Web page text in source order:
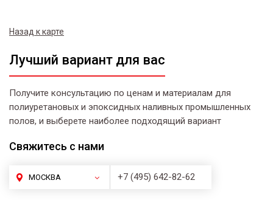
Назад к карте
Лучший вариант для вас
Получите консультацию по ценам и материалам для
полиуретановых и эпоксидных наливных промышленных
полов, и выберете наиболее подходящий вариант
Свяжитесь с нами
МОСКВА +7 (495) 642-82-62